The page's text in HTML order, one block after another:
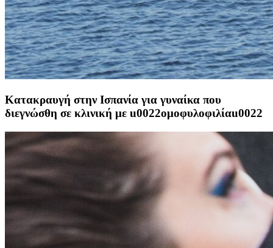
Κατακραυγή στην Ισπανία για γυναίκα που
διεγνώσθη σε κλινική με u0022ομοφυλοφιλίαu0022